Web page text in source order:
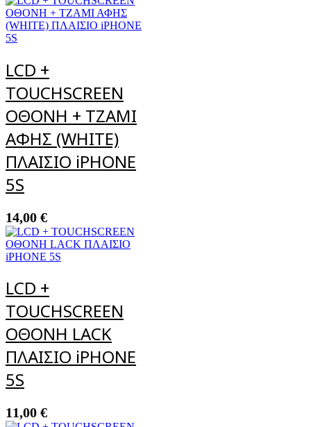
LCD +
TOUCHSCREEN
ΟΘΟΝΗ + ΤΖΑΜΙ
ΑΦΗΣ (WHITE)
ΠΛΑΙΣΙΟ iPHONE
5S
14,00 €
LCD +
TOUCHSCREEN
ΟΘΟΝΗ LACK
ΠΛΑΙΣΙΟ iPHONE
5S
11,00 €